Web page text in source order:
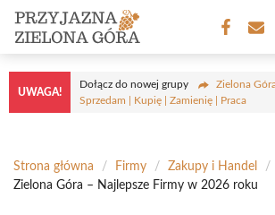
Przejdź
treści
UWAGA!
Dołącz do nowej grupy
Zielona
Sprzedam | Kupię | Zamienię | Praca
Strona główna / Firmy / Zakupy i Handel /
Zielona Góra – Najlepsze Firmy w 2026 roku